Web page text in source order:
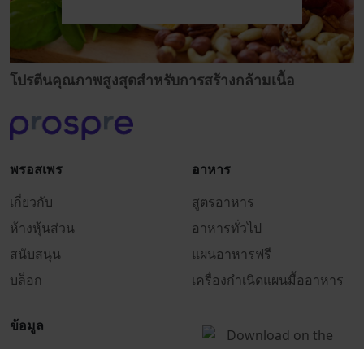
โปรตีนคุณภาพสูงสุดสำหรับการสร้างกล้ามเนื้อ
พรอสเพร
เกี่ยวกับ
ห้างหุ้นส่วน
สนับสนุน
บล็อก
อาหาร
สูตรอาหาร
อาหารทั่วไป
แผนอาหารฟรี
เครื่องกำเนิดแผนมื้ออาหาร
ข้อมูล